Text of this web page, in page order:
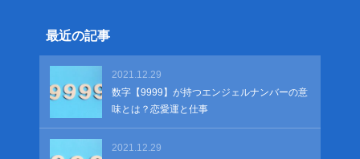
最近の記事
2021.12.29
数字【9999】が持つエンジェルナンバーの意
味とは？恋愛運と仕事
2021.12.29